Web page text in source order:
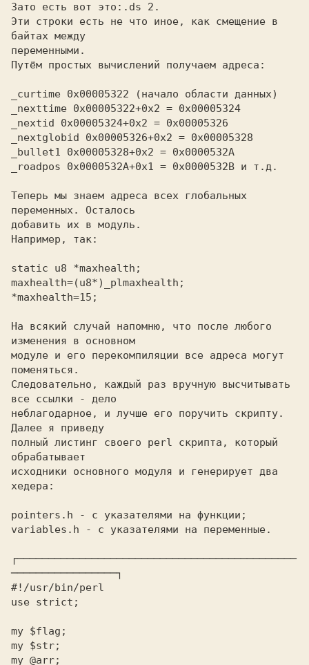
Зато есть вот это:
Эти строки есть не что иное, как смещение в
байтах между
переменными.
Путём простых вычислений получаем адреса:
_curtime 0x00005322 (начало области данных)
_nexttime 0x00005322+0x2 = 0x00005324
_nextid 0x00005324+0x2 = 0x00005326
_nextglobid 0x00005326+0x2 = 0x00005328
_bullet1 0x00005328+0x2 = 0x0000532A
_roadpos 0x0000532A+0x1 = 0x0000532B и т.д.
Теперь мы знаем адреса всех глобальных
переменных. Осталось
добавить их в модуль.
Например, так:
static u8 *maxhealth;
maxhealth=(u8*)_plmaxhealth;
*maxhealth=15;
На всякий случай напомню, что после любого
изменения в основном
модуле и его перекомпиляции все адреса могут
поменяться.
Следовательно, каждый раз вручную высчитывать
все ссылки - дело
неблагодарное, и лучше его поручить скрипту.
Далее я приведу
полный листинг своего perl скрипта, который
обрабатывает
исходники основного модуля и генерирует два
хедера:
pointers.h - с указателями на функции;
variables.h - с указателями на переменные.
┌─────────────────────────────────────────────
─────────────────┐
#!/usr/bin/perl
use strict;
my $flag;
my $str;
my @arr;